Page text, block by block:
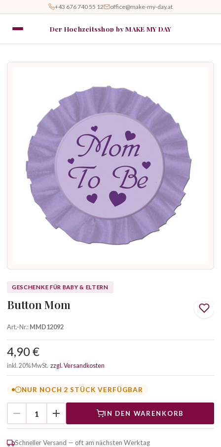
+43 676 740 55 12 office@make-my-day.at
Der Hochzeitsshop by MAKE MY DAY
GESCHENKE FÜR BABY & ELTERN
Button Mom
Art.-Nr.:MMD12092
4,90 €
inkl. 20% MwSt. zzgl. Versandkosten
NUR NOCH 2 STÜCK VERFÜGBAR
IN DEN WARENKORB
Schneller Versand — oft am nächsten Werktag